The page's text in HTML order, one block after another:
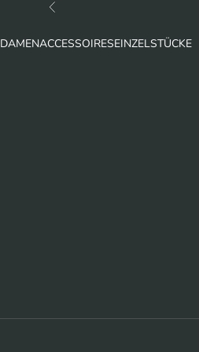
Zurück
DAMENACCESSOIRESEINZELSTÜCKE